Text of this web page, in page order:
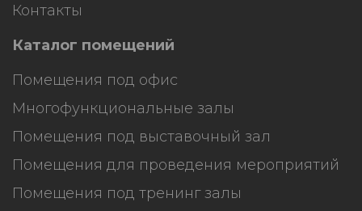
Контакты
Каталог помещений
Помещения под офис
Многофункциональные залы
Помещения под выставочный зал
Помещения для проведения мероприятий
Помещения под тренинг залы